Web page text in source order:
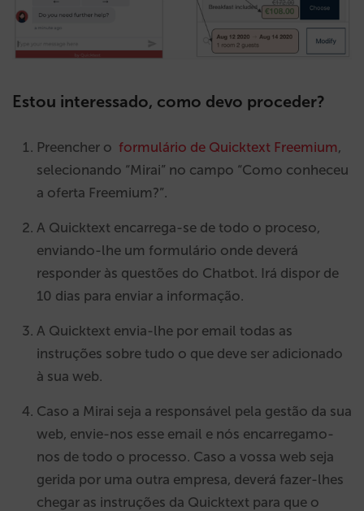
Estou interessado, como devo proceder?
Preencher o formulário de Quicktext Freemium,
selecionando “Mirai” no campo “Como conheceu
a oferta Freemium?”.
A Quicktext encarrega-se de todo o proceso,
enviando-lhe um formulário onde deverá
responder às questões do Chatbot. Irá dispor de
10 dias para enviar a informação.
A Quicktext envia-lhe por email todas as
instruções sobre tudo o que deve ser adicionado
à sua web.
Caso a Mirai seja a responsável pela gestão da sua
web, envie-nos esse email e nós encarregamo-
nos de todo o processo. Caso a vossa web seja
gerida por uma outra empresa, deverá fazer-lhes
chegar as instruções da Quicktext para que o